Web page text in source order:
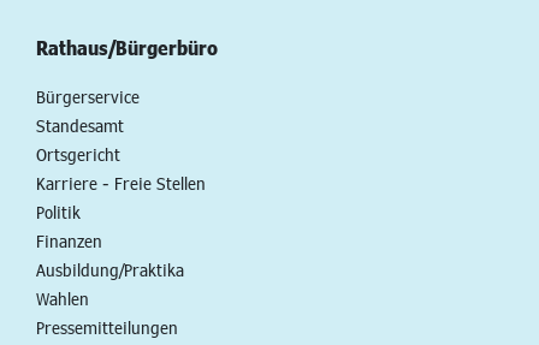
Rathaus/Bürgerbüro
Bürgerservice
Standesamt
Ortsgericht
Karriere - Freie Stellen
Politik
Finanzen
Ausbildung/Praktika
Wahlen
Pressemitteilungen